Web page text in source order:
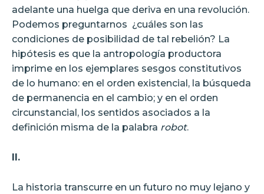
adelante una huelga que deriva en una revolución.
Podemos preguntarnos ¿cuáles son las
condiciones de posibilidad de tal rebelión? La
hipótesis es que la antropología productora
imprime en los ejemplares sesgos constitutivos
de lo humano: en el orden existencial, la búsqueda
de permanencia en el cambio; y en el orden
circunstancial, los sentidos asociados a la
definición misma de la palabra robot.
II.
La historia transcurre en un futuro no muy lejano y